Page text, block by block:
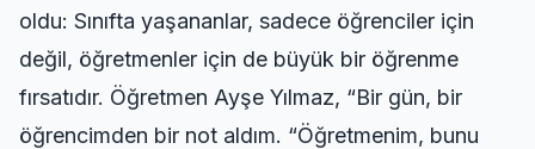
oldu: Sınıfta yaşananlar, sadece öğrenciler için
değil, öğretmenler için de büyük bir öğrenme
fırsatıdır. Öğretmen Ayşe Yılmaz, “Bir gün, bir
öğrencimden bir not aldım. “Öğretmenim, bunu